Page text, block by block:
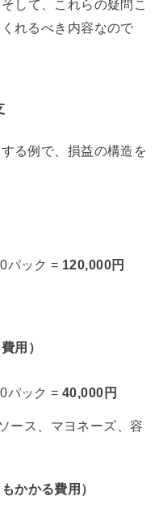
して、これらの疑問こ
れるべき内容なので
る例で、損益の構造を
パック = 120,000円
用）
パック =40,000円
ース、マヨネーズ、容
かかる費用）